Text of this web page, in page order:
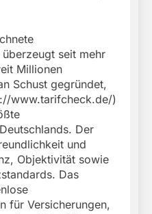
überzeugt seit mehr
Millionen
Schust gegründet,
www.tarifcheck.de/)
Der
und
Objektivität sowie
Das
für Versicherungen,